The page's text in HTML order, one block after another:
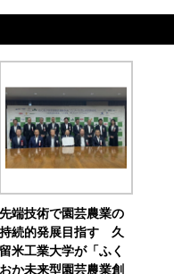
先端技術で園芸農業の
持続的発展目指す 久
留米工業大学が「ふく
おか未来型園芸農業創